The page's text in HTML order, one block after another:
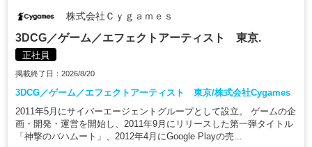
株式会社Ｃｙｇａｍｅｓ
3DCG／ゲーム／エフェクトアーティスト 東京.
正社員
掲載終了日：2026/8/20
3DCG／ゲーム／エフェクトアーティスト 東京/株式会社Cygames
2011年5月にサイバーエージェントグループとして設立。 ゲームの企
画・開発・運営を開始し、2011年9月にリリースした第一弾タイトル
「神撃のバハムート」、2012年4月にGoogle Playの売...